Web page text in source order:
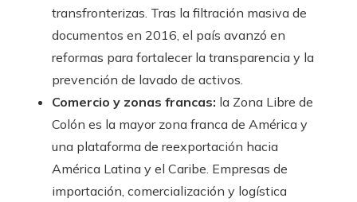
transfronterizas. Tras la filtración masiva de
documentos en 2016, el país avanzó en
reformas para fortalecer la transparencia y la
prevención de lavado de activos.
Comercio y zonas francas: la Zona Libre de
Colón es la mayor zona franca de América y
una plataforma de reexportación hacia
América Latina y el Caribe. Empresas de
importación, comercialización y logística